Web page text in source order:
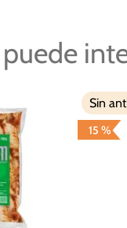
puede
15 %
Sin